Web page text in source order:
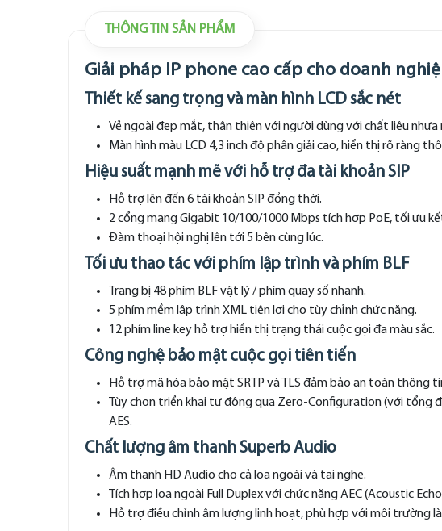
THÔNG TIN SẢN PHẨM
Giải pháp IP phone cao cấp cho doanh
Thiết kế sang trọng và màn hình LCD sắc nét
Vẻ ngoài đẹp mắt, thân thiện với người dùng với chất liệu nhựa
Màn hình màu LCD 4,3 inch độ phân giải cao, hiển thị rõ ràng
Hiệu suất mạnh mẽ với hỗ trợ đa tài khoản SIP
Hỗ trợ lên đến 6 tài khoản SIP đồng thời.
2 cổng mạng Gigabit 10/100/1000 Mbps tích hợp PoE, tối ưu
Đàm thoại hội nghị lên tới 5 bên cùng lúc.
Tối ưu thao tác với phím lập trình và phím BLF
Trang bị 48 phím BLF vật lý / phím quay số nhanh.
5 phím mềm lập trình XML tiện lợi cho tùy chỉnh chức năng.
12 phím line key hỗ trợ hiển thị trạng thái cuộc gọi đa màu sắc.
Công nghệ bảo mật cuộc gọi tiên tiến
Hỗ trợ mã hóa bảo mật SRTP và TLS đảm bảo an toàn thông
Tùy chọn triển khai tự động qua Zero-Configuration (với tổng
AES.
Chất lượng âm thanh Superb Audio
Âm thanh HD Audio cho cả loa ngoài và tai nghe.
Tích hợp loa ngoài Full Duplex với chức năng AEC (Acoustic
Hỗ trợ điều chỉnh âm lượng linh hoạt, phù hợp với môi trường